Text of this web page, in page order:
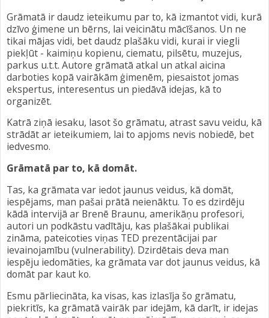
Grāmatā ir daudz ieteikumu par to, kā izmantot vidi, kurā
dzīvo ģimene un bērns, lai veicinātu mācīšanos. Un ne
tikai mājas vidi, bet daudz plašāku vidi, kurai ir viegli
piekļūt - kaimiņu kopienu, ciematu, pilsētu, muzejus,
parkus u.t.t. Autore grāmatā atkal un atkal aicina
darboties kopā vairākām ģimenēm, piesaistot jomas
ekspertus, interesentus un piedāvā idejas, kā to
organizēt.
Katrā ziņā iesaku, lasot šo grāmatu, atrast savu veidu, kā
strādāt ar ieteikumiem, lai to apjoms nevis nobiedē, bet
iedvesmo.
Grāmatā par to, kā domāt.
Tas, ka grāmata var iedot jaunus veidus, kā domāt,
iespējams, man pašai prātā neienāktu. To es dzirdēju
kādā intervijā ar Brenē Braunu, amerikāņu profesori,
autori un podkāstu vadītāju, kas plašākai publikai
zināma, pateicoties viņas TED prezentācijai par
ievainojamību (vulnerability). Dzirdētais deva man
iespēju iedomāties, ka grāmata var dot jaunus veidus, kā
domāt par kaut ko.
Esmu pārliecināta, ka visas, kas izlasīja šo grāmatu,
piekritīs, ka grāmatā vairāk par idejām, kā darīt, ir idejas